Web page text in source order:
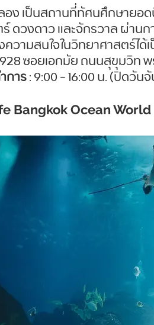
ง เป็นสถานที่ทัศนศึกษายอด
ดวงดาว และจักรวาล ผ่าน
วามสนใจในวิทยาศาสตร์ได้
ซอยเอกมัย ถนนสุขุมวิท
การ : 9:00 - 16:00 น. (ปิดวัน
Bangkok Ocean World